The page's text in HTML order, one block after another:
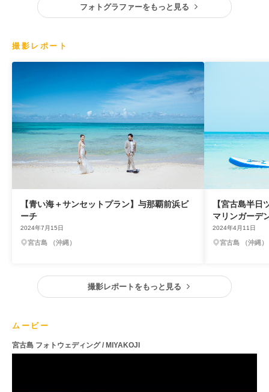
フォトグラファーをもっと見る
撮影レポート
【青い海＋サンセットプラン】与那覇前浜ビ
ーチ
2024年7月15日
宮古島 （沖縄）
【宮古島半日
マリンガーデ
2024年4月11日
宮古島 （沖縄）
撮影レポートをもっと見る
ムービー
宮古島 フォトウェディング / MIYAKOJI